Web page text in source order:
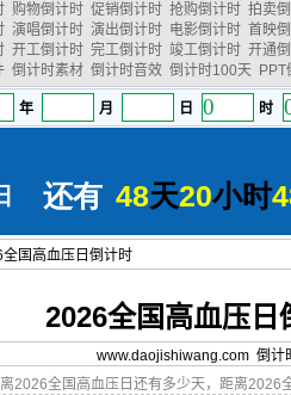
购物倒计时 促销倒计时 抢购倒计时 拍卖
演唱倒计时 演出倒计时 电影倒计时 首映
开工倒计时 完工倒计时 竣工倒计时 开通
倒计时素材 倒计时音效 倒计时100天 PPT
国高血压日倒计时
2026全国高血压日
www.daojishiwang.com 倒计
2026全国高血压日还有多少天，距离2026